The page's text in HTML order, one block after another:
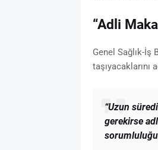
“Adli
Genel Sağlık-İş
taşıyacaklarını
“Uzun
gerekirse